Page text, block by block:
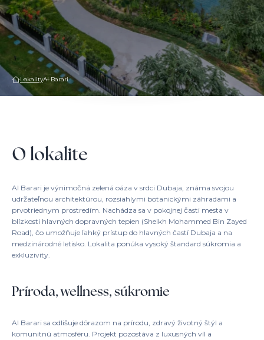
LokalityAl Barari
O lokalite
Al Barari je výnimočná zelená oáza v srdci Dubaja, známa svojou
udržateľnou architektúrou, rozsiahlymi botanickými záhradami a
prvotriednym prostredím. Nachádza sa v pokojnej časti mesta v
blízkosti hlavných dopravných tepien (Sheikh Mohammed Bin Zayed
Road), čo umožňuje ľahký prístup do hlavných častí Dubaja a na
medzinárodné letisko. Lokalita ponúka vysoký štandard súkromia a
exkluzivity.
Príroda, wellness, súkromie
Al Barari sa odlišuje dôrazom na prírodu, zdravý životný štýl a
komunitnú atmosféru. Projekt pozostáva z luxusných víl a